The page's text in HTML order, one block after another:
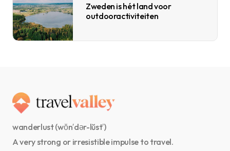
Zweden is hét land voor
outdooractiviteiten
wanderlust (wŏn′dər-lŭst′)
A very strong or irresistible impulse to travel.